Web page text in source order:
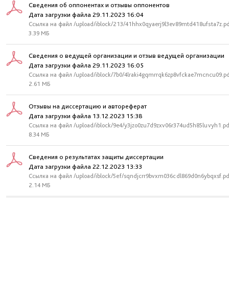
Сведения об оппонентах и отзывы оппонентов
Дата загрузки файла 29.11.2023 16:04
Ссылка на файл /upload/iblock/213/
3.39 МБ
Сведения о ведущей организации и отзыв ведущей организации
Дата загрузки файла 29.11.2023 16:05
Ссылка на файл /upload/iblock/7b0/
2.61 МБ
Отзывы на диссертацию и автореферат
Дата загрузки файла 13.12.2023 15:38
Ссылка на файл /upload/iblock/9e4/
8.34 МБ
Сведения о результатах защиты диссертации
Дата загрузки файла 22.12.2023 13:33
Ссылка на файл /upload/iblock/5ef/
2.14 МБ